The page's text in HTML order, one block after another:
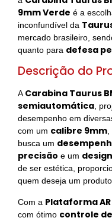
9mm Verde é a
inconfundível da
mercado brasileiro,
quanto para defesa
Descrição do
ACarabina Taurus
semiautomática,
desempenho em
com um calibre 9mm,
busca um
precisão e um
de ser estética,
quem deseja um
Com a Plataforma
com ótimo controle